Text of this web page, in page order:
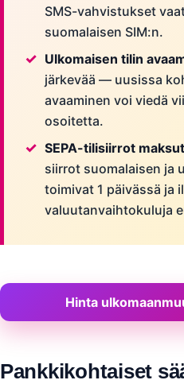
SMS-vahvistukset
suomalaisen SIM:n.
Ulkomaisen tilin
järkevää — uusissa
avaaminen voi viedä
osoitetta.
SEPA-tilisiirrot
siirrot suomalaisen ja
toimivat 1 päivässä ja
valuutanvaihtokuluja
Hinta
Pankkikohtaiset